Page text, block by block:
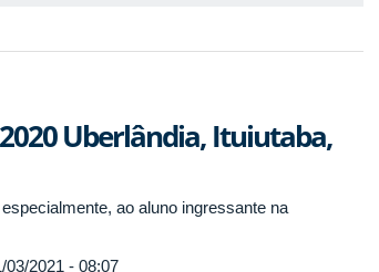
Uberlândia, Ituiutaba,
ao aluno ingressante na
03/2021 - 08:07